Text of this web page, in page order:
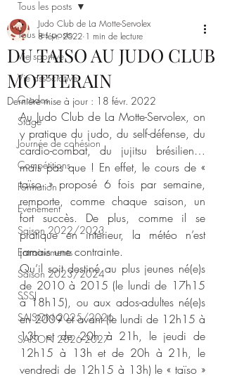
Tous les posts
Vie sportive
Vie associative
Grades
Stage
Journée de cohésion
Compétitions
Formation
Evènement
Saison 2022/2023
Entrainements
Saison 2023/2024
SSSJ
SAISON 2025/2026
SAISON 2026-2027
Tous les posts
DU TAISO AU JUDO CLUB
MOTTERAIN
Judo Club de La Motte-Servolex
8 févr. 2022 1 min de lecture
Dernière mise à jour : 18 févr. 2022
Au Judo Club de La Motte-Servolex, on
y pratique du judo, du self-défense, du
cardio-combat, du jujitsu brésilien…
mais pas que ! En effet, le cours de «
taïso » proposé 6 fois par semaine,
remporte, comme chaque saison, un
fort succès. De plus, comme il se
pratique en intérieur, la météo n’est
jamais une contrainte.
Qu’il soit destiné au plus jeunes né(e)s
de 2010 à 2015 (le lundi de 17h15
à 18h15), ou aux ados-adultes né(e)s
en 2009 et avant (le lundi de 12h15 à
13h et de 20h à 21h, le jeudi de
12h15 à 13h et de 20h à 21h, le
vendredi de 12h15 à 13h) le « taïso »